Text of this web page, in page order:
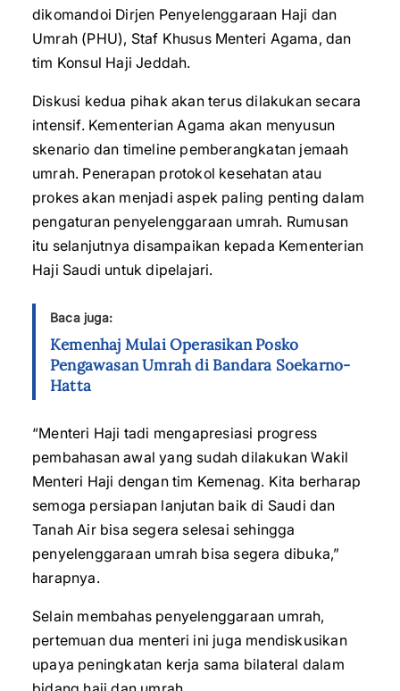
dikomandoi Dirjen Penyelenggaraan Haji dan
Umrah (PHU), Staf Khusus Menteri Agama, dan
tim Konsul Haji Jeddah.
Diskusi kedua pihak akan terus dilakukan secara
intensif. Kementerian Agama akan menyusun
skenario dan timeline pemberangkatan jemaah
umrah. Penerapan protokol kesehatan atau
prokes akan menjadi aspek paling penting dalam
pengaturan penyelenggaraan umrah. Rumusan
itu selanjutnya disampaikan kepada Kementerian
Haji Saudi untuk dipelajari.
Baca juga:
Kemenhaj Mulai Operasikan Posko
Pengawasan Umrah di Bandara Soekarno-
Hatta
“Menteri Haji tadi mengapresiasi progress
pembahasan awal yang sudah dilakukan Wakil
Menteri Haji dengan tim Kemenag. Kita berharap
semoga persiapan lanjutan baik di Saudi dan
Tanah Air bisa segera selesai sehingga
penyelenggaraan umrah bisa segera dibuka,”
harapnya.
Selain membahas penyelenggaraan umrah,
pertemuan dua menteri ini juga mendiskusikan
upaya peningkatan kerja sama bilateral dalam